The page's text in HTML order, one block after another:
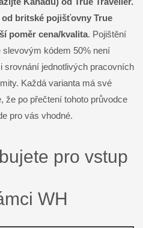
britské pojišťovny True
poměr cena/kvalita. Pojištění
kódem 50% není
jednotlivých pracovních
Každá varianta má své
že po přečtení tohoto průvodce
pro vás vhodné.
pro vstup
WH